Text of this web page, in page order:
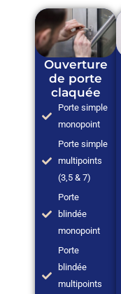
Ouverture
de porte
claquée
Porte simple
monopoint
Porte simple
multipoints
(3,5 & 7)
Porte
blindée
monopoint
Porte
blindée
multipoints